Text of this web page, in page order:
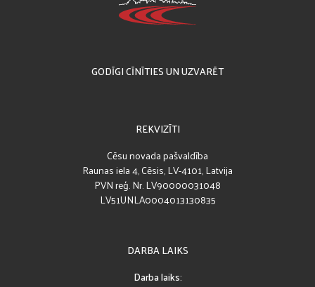
GODĪGI CĪNĪTIES UN UZVARĒT
REKVIZĪTI
Cēsu novada pašvaldība
Raunas iela 4, Cēsis, LV-4101, Latvija
PVN reģ. Nr. LV90000031048
LV51UNLA0004013130835
DARBA LAIKS
Darba laiks: